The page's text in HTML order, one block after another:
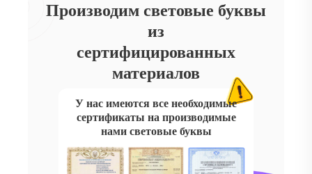
Производим световые буквы
из
сертифицированных
материалов
У нас имеются все необходимые
сертификаты на производимые
нами световые буквы